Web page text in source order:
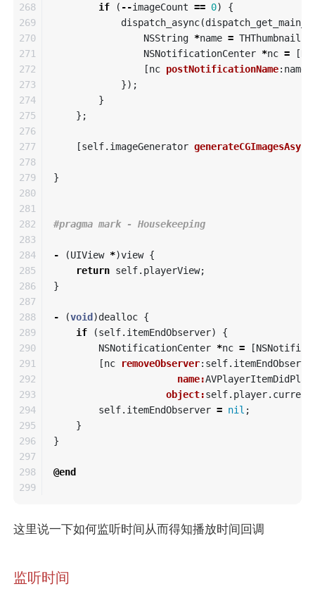
268
269
270
271
272
273
274
275
276
277
278
279
280
281
282
283
284
285
286
287
288
289
290
291
292
293
294
295
296
297
298
if
( --imageCount == 0)
{
dispatch_async(
NSString *name =
NSNotificationCenter *nc = [
[nc postNotificationName: name
});
}
};
[self. imageGenerator
}
- (UIView *)view {
return self. playerView;
}
- (void )dealloc {
if
(self. itemEndObserver)
{
NSNotificationCenter *nc = [
[nc removeObserver: self.
name:
object:self. player.
self. itemEndObserver = nil ;
}
}
@end
这里说一下如何监听时间从而得知播放时间回调
监听时间